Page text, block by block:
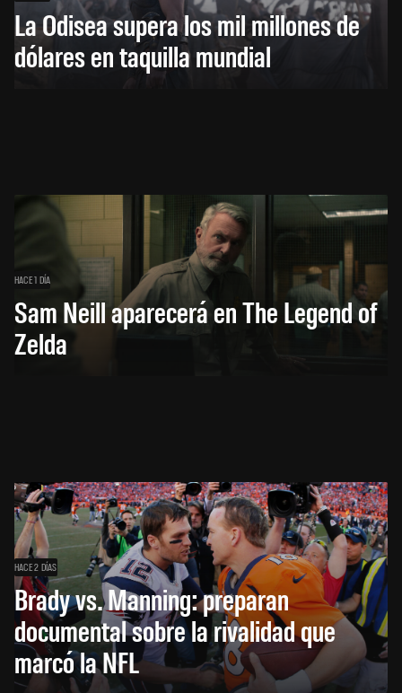
La Odisea supera los mil millones de
dólares en taquilla mundial
HACE 1 DÍA
Sam Neill aparecerá en The Legend of
Zelda
HACE 2 DÍAS
Brady vs. Manning: preparan
documental sobre la rivalidad que
marcó la NFL